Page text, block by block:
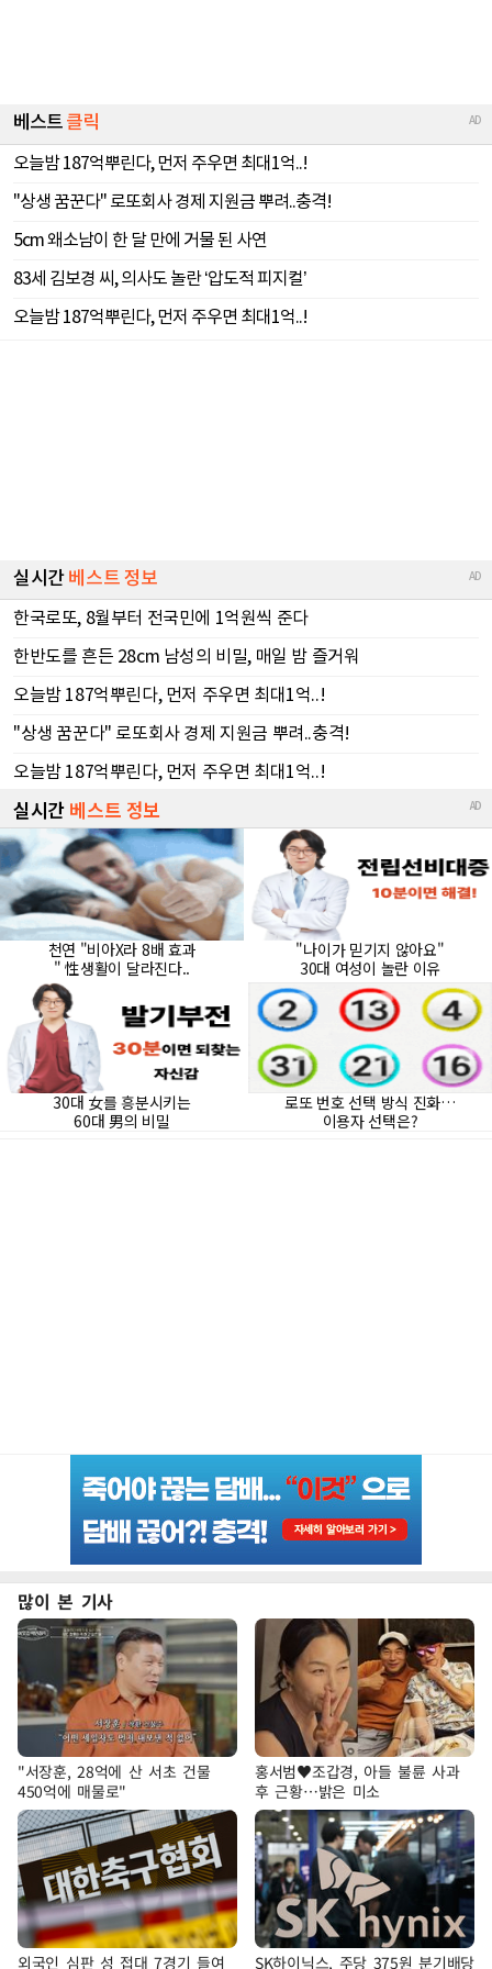
많이 본 기사
"서장훈, 28억에 산 서초 건물
450억에 매물로"
홍서범♥조갑경, 아들 불륜 사과
후 근황…밝은 미소
외국인 심판 성 접대 7경기 들여 SK하이닉스, 주당 375원 분기배당